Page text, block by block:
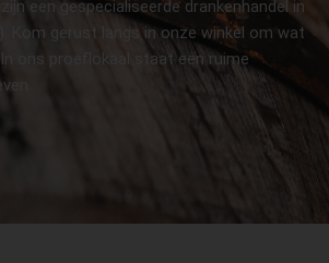
een gespecialiseerde drankenhandel in
Kom gerust langs in onze winkel om wat
In ons proeflokaal staat een ruime